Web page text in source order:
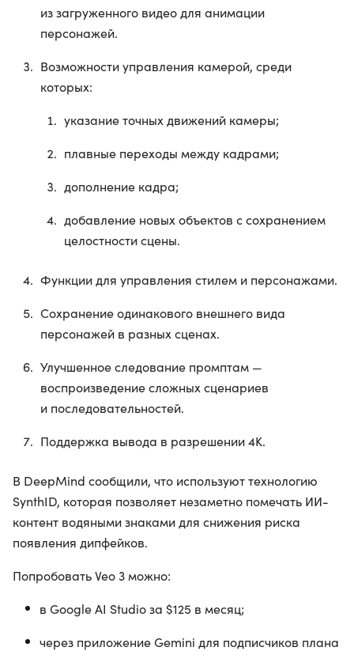
из загруженного видео для анимации
персонажей.
Возможности управления камерой, среди
которых:
указание точных движений камеры;
плавные переходы между кадрами;
дополнение кадра;
добавление новых объектов с сохранением
целостности сцены.
Функции для управления стилем и персонажами.
Сохранение одинакового внешнего вида
персонажей в разных сценах.
Улучшенное следование промптам —
воспроизведение сложных сценариев
и последовательностей.
Поддержка вывода в разрешении 4K.
В DeepMind сообщили, что используют технологию
SynthID, которая позволяет незаметно помечать ИИ-
контент водяными знаками для снижения риска
появления дипфейков.
Попробовать Veo 3 можно:
в Google AI Studio за $125 в месяц;
через приложение Gemini для подписчиков плана